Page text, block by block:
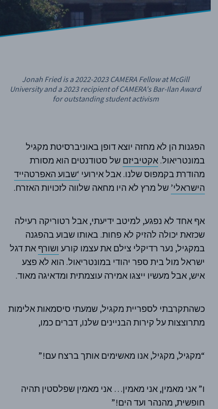
Jonah Fried is a 2022-2023 CAMERA Fellow at McGill
University and a 2023 recipient of CAMERA's Bar-Ilan Award
for outstanding student activism
הפגנות הן לא מחזה יוצא דופן באוניברסיטת מקגיל
במונטריאול.אקטיביזם של סטודנטים הוא מסורת
מהודרת בקמפוס שלנו. אבל אירועי ‘שבוע האפרטהייד
הישראלי’ של מרץ לא היו מחאה שלווה לזכויות האזרח.
אף אחד לא נפגע, למיטב ידיעתי, אבל רטוריקה רעילה
שכזאת יכולה להזיק לא פחות. באותו שבוע בהפגנה
במקגיל, נער רדיקלי צילם את עצמו קורע ושורף את דגל
ישראל מול בית ספר יהודי במונטריאול. הוא לא פצע
איש, אבל מעשיו ייצגו אמירה עוצמתית ומדאיגה מאוד.
כשהתקרבתי לספריית מקגיל, שמעתי סיסמאות אלימות
מתרוצצות על קירות הבניינים שלנו, דברים כמו,
“מקגיל, מקגיל, אנו מאשימים אותך ברצח עם!”
ו” אני מאמין, אני מאמין… אני מאמין שפלסטין תהיה
חופשית, מהנהר ועד הים!”